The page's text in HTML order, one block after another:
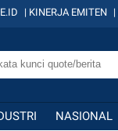
| KINERJA EMITEN |
NASIONAL